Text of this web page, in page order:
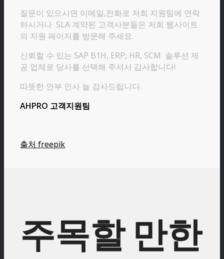
질문이 있으시면 이메일,전화로 저희 지원팀에 연락
하시거나 SLA 계약된 고객사분들은 저희 웹사이트
의 지원 페이지를 방문해 주세요.
신뢰할 수 있는 SAP B1H, ERP, HR, SCM 솔루션 제
공 업체로 당사를 선택해 주셔서 감사합니다!
따뜻한 안부 인사 늘 감사드립니다.
AHPRO 고객지원팀
출처 freepik
주목할 만한